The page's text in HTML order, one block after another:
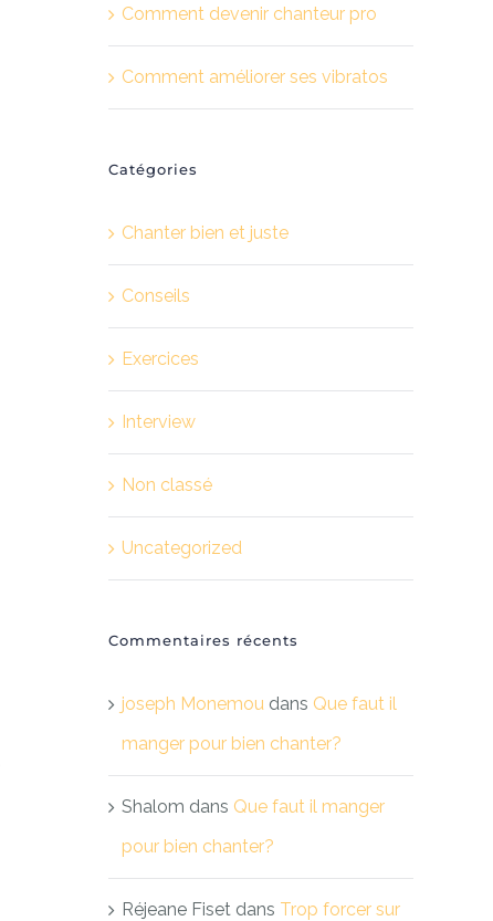
Comment devenir chanteur pro
Comment améliorer ses vibratos
Catégories
Chanter bien et juste
Conseils
Exercices
Interview
Non classé
Uncategorized
Commentaires récents
joseph Monemou dans Que faut il
manger pour bien chanter?
Shalom dans Que faut il manger
pour bien chanter?
Réjeane Fiset dans Trop forcer sur